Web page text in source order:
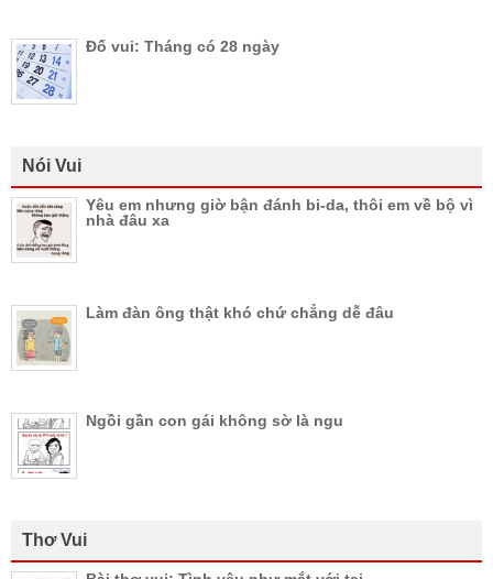
Đố vui: Tháng có 28 ngày
Nói Vui
Yêu em nhưng giờ bận đánh bi-da, thôi em về bộ vì
nhà đâu xa
Làm đàn ông thật khó chứ chẳng dễ đâu
Ngồi gần con gái không sờ là ngu
Thơ Vui